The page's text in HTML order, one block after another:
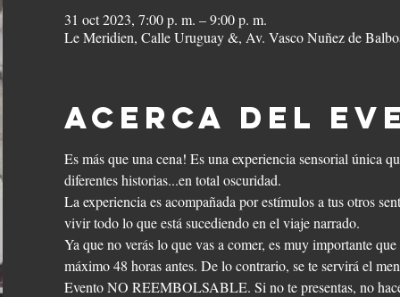
31 oct 2023, 7:00 p. m. – 9:00 p. m.
Le Meridien, Calle Uruguay &, Av. Vasco Nuñez de
Acerca del
Es más que una cena! Es una experiencia sensorial única
diferentes historias...en total oscuridad.
La experiencia es acompañada por estímulos a tus otros
vivir todo lo que está sucediendo en el viaje narrado.
Ya que no verás lo que vas a comer, es muy importante
máximo 48 horas antes. De lo contrario, se te servirá el
Evento NO REEMBOLSABLE. Si no te presentas, no